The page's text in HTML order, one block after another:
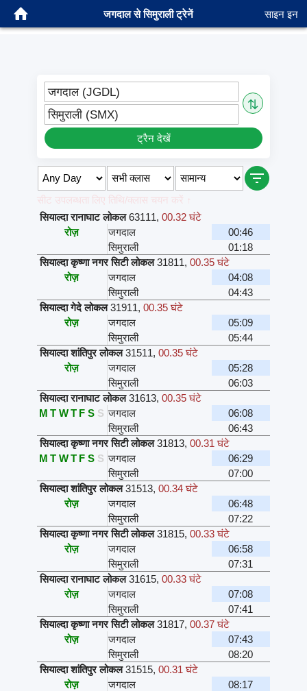
जगदाल से सिमुराली ट्रेनें साइन इन
जगदाल (JGDL)
⇅
सिमुराली (SMX)
ट्रैन देखें
सीट उपलब्धता लिए तिथि/क्लास चयन करें ↑
सियाल्दा रानाघाट लोकल 63111, 00.32 घंटे
रोज़
जगदाल
00:46
सिमुराली
01:18
सियाल्दा कृष्णा नगर सिटी लोकल 31811, 00.35 घंटे
रोज़
जगदाल
04:08
सिमुराली
04:43
सियाल्दा गेदे लोकल 31911, 00.35 घंटे
रोज़
जगदाल
05:09
सिमुराली
05:44
सियाल्दा शांतिपुर लोकल 31511, 00.35 घंटे
रोज़
जगदाल
05:28
सिमुराली
06:03
सियाल्दा रानाघाट लोकल 31613, 00.35 घंटे
M T W T F S S जगदाल
06:08
सिमुराली
06:43
सियाल्दा कृष्णा नगर सिटी लोकल 31813, 00.31 घंटे
M T W T F S S जगदाल
06:29
सिमुराली
07:00
सियाल्दा शांतिपुर लोकल 31513, 00.34 घंटे
रोज़
जगदाल
06:48
सिमुराली
07:22
सियाल्दा कृष्णा नगर सिटी लोकल 31815, 00.33 घंटे
रोज़
जगदाल
06:58
सिमुराली
07:31
सियाल्दा रानाघाट लोकल 31615, 00.33 घंटे
रोज़
जगदाल
07:08
सिमुराली
07:41
सियाल्दा कृष्णा नगर सिटी लोकल 31817, 00.37 घंटे
रोज़
जगदाल
07:43
सिमुराली
08:20
सियाल्दा शांतिपुर लोकल 31515, 00.31 घंटे
रोज़
जगदाल
08:17